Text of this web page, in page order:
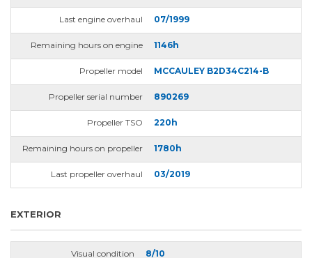
Last engine overhaul 07/1999
Remaining hours on engine 1146h
Propeller model MCCAULEY B2D34C214-B
Propeller serial number 890269
Propeller TSO 220h
Remaining hours on propeller 1780h
Last propeller overhaul 03/2019
EXTERIOR
Visual condition 8/10